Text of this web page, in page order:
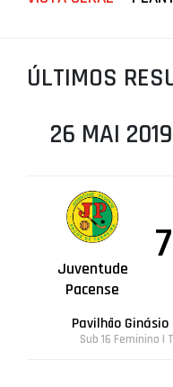
LIGA BETCLIC
LIGA BETCLIC
ÚLTIMOS
26 MAI 2019
Juventude
Pacense
Pavilhão
Sub 16 Feminino |